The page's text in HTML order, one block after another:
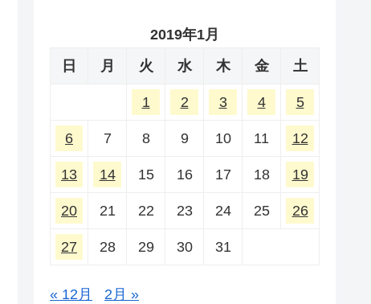
2019年1月
日
月 火 水 木 金 土
1 2 3 4 5
6 7 8 9 10 11 12
13 14 15 16 17 18 19
20 21 22 23 24 25 26
27 28 29 30 31
« 12月 2月 »